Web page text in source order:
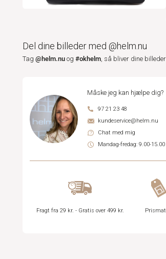
Del dine billeder med @helm.nu
Tag @helm.nu og #okhelm, så bliver dine
Måske jeg kan hjælpe dig?
97 21 23 48
kundeservice@helm.nu
Chat med mig
Mandag-fredag: 9.00-15.00
Fragt fra 29 kr. - Gratis over 499 kr.